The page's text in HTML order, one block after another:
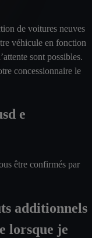
de voitures neuves
véhicule en fonction
sont possibles.
concessionnaire le
e
être confirmés par
additionnels
lorsque je